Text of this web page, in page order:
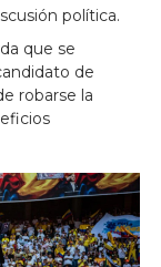
política.
que se
de
robarse la